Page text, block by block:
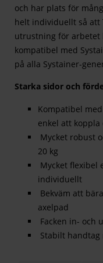
och har plats för
helt individuellt så
utrustning för arbetet
kompatibel med
på alla Systainer-
Starka sidor och
Kompatibel
enkel att
Mycket robust
20 kg
Mycket flexibel
individuellt
Bekväm att
axelpad
Facken in- och
Stabilt handtag